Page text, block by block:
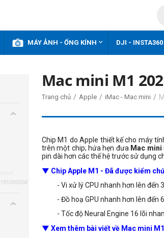
MÁY ẢNH - ỐNG KÍNH  DJI - INSTA360
19500000đ
Mac mini M1
Trang chủ / Apple / iMac - Mac mini /
Chip M1 do Apple thiết kế cho máy
trên một chip; hứa hẹn đưa Mac mini
pin dài hơn các thế hệ trước sử dụng
▼ Chip Apple M1 - Đã được kiểm
- Vi xử lý CPU nhanh hơn lên đến
- Đồ hoạ GPU nhanh hơn lên đến
- Tốc độ Neural Engine 16 lõi
▼ Xem thêm bài viết về Mac mini